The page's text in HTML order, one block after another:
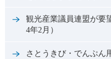
観光産業議員連盟が要
4年2月）
さとうきび・でんぷん